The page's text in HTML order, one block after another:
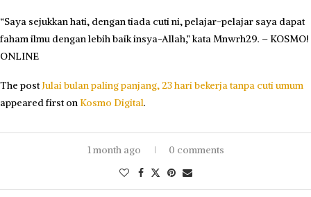
“Saya sejukkan hati, dengan tiada cuti ni, pelajar-pelajar saya dapat
faham ilmu dengan lebih baik insya-Allah,” kata Mnwrh29. – KOSMO!
ONLINE
The postJulai bulan paling panjang, 23 hari bekerja tanpa cuti umum
appeared first on Kosmo Digital.
1 month ago 0 comments